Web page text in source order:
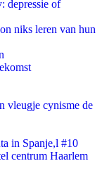
depressie of
niks leren van hun
vleugje cynisme de
in Spanje,l #10
centrum Haarlem